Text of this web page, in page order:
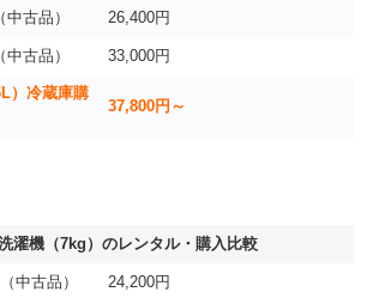
古品） 26,400円
古品） 33,000円
）冷蔵庫購
37,800円～
濯機（7kg）のレンタル・購入比較
中古品） 24,200円